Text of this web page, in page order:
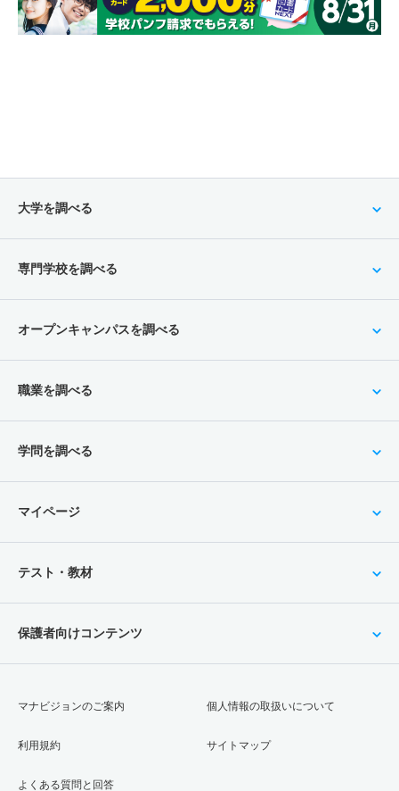
大学を調べる
専門学校を調べる
オープンキャンパスを調べる
職業を調べる
学問を調べる
マイページ
テスト・教材
保護者向けコンテンツ
マナビジョンのご案内
利用規約
よくある質問と回答
個人情報の取扱いについて
サイトマップ